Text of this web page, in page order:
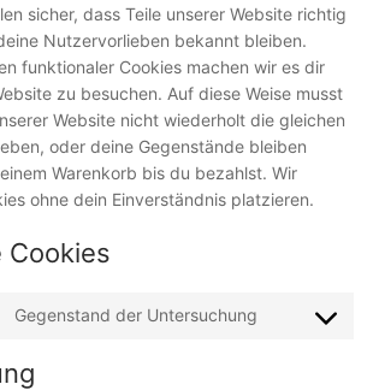
sicher, dass Teile unserer Website richtig
Nutzervorlieben bekannt bleiben.
funktionaler Cookies machen wir es dir
zu besuchen. Auf diese Weise musst
Website nicht wiederholt die gleichen
oder deine Gegenstände bleiben
Warenkorb bis du bezahlst. Wir
ohne dein Einverständnis platzieren.
Cookies
Gegenstand der Untersuchung
Consent